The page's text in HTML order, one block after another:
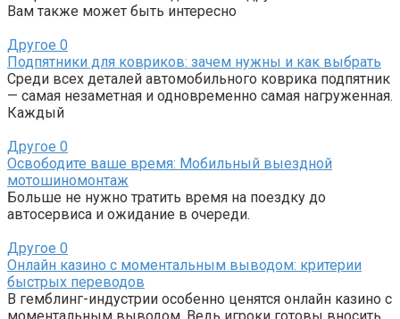
Вам также может быть интересно
Другое 0
Подпятники для ковриков: зачем нужны и как выбрать
Среди всех деталей автомобильного коврика подпятник
— самая незаметная и одновременно самая нагруженная.
Каждый
Другое 0
Освободите ваше время: Мобильный выездной
мотошиномонтаж
Больше не нужно тратить время на поездку до
автосервиса и ожидание в очереди.
Другое 0
Онлайн казино с моментальным выводом: критерии
быстрых переводов
В гемблинг-индустрии особенно ценятся онлайн казино с